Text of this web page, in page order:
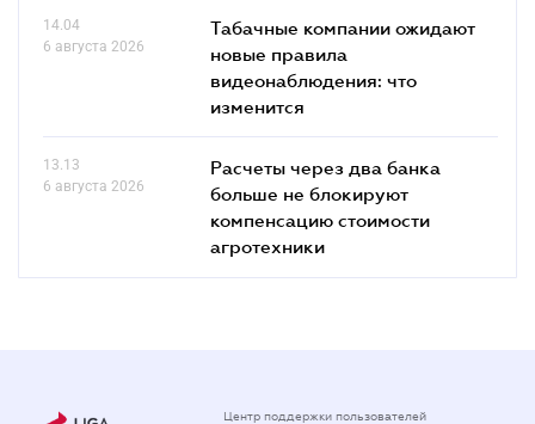
14.04
6 августа 2026
Табачные компании ожидают
новые правила
видеонаблюдения: что
изменится
13.13
6 августа 2026
Расчеты через два банка
больше не блокируют
компенсацию стоимости
агротехники
Центр поддержки пользователей